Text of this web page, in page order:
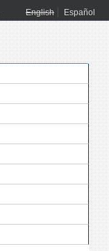
English Español